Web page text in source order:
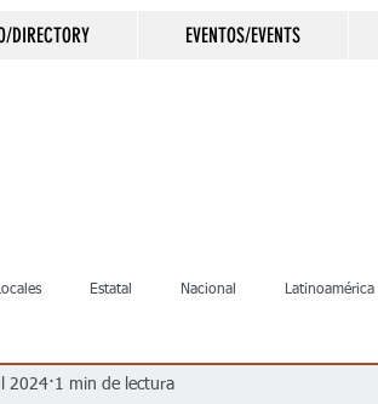
DIRECTORY EVENTOS/EVENTS
Estatal Nacional Latinoamérica
Salud Arte & Cultura
2024 1 min de lectura